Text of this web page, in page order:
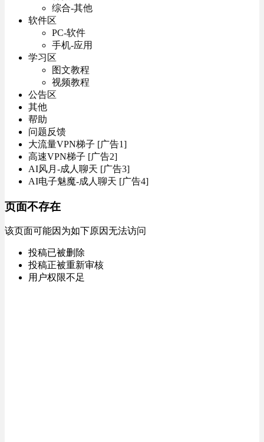
综合-其他
软件区
PC-软件
手机-应用
学习区
图文教程
视频教程
公告区
其他
帮助
问题反馈
大流量VPN梯子 [广告1]
高速VPN梯子 [广告2]
AI风月-成人聊天 [广告3]
AI电子魅魔-成人聊天 [广告4]
页面不存在
该页面可能因为如下原因无法访问
投稿已被删除
投稿正被重新审核
用户权限不足